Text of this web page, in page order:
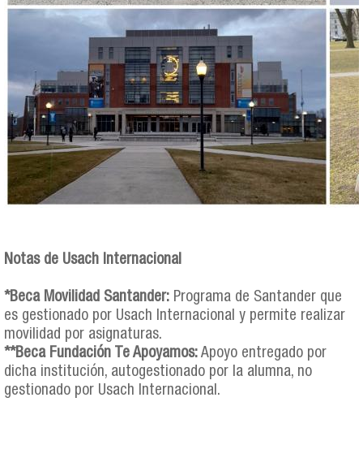
Notas de Usach Internacional
*Beca Movilidad Santander: Programa de Santander que
es gestionado por Usach Internacional y permite realizar
movilidad por asignaturas.
**Beca Fundación Te Apoyamos: Apoyo entregado por
dicha institución, autogestionado por la alumna, no
gestionado por Usach Internacional.